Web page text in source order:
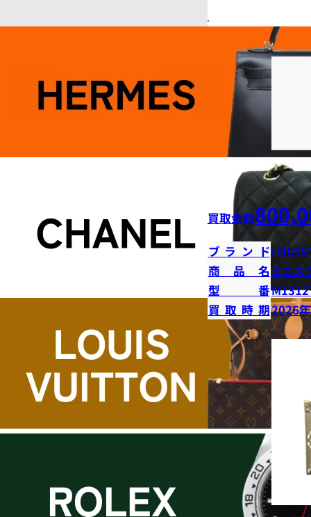
買取金額
ブランドLOUIS
商品名 ミニス
型番
買取時期2026